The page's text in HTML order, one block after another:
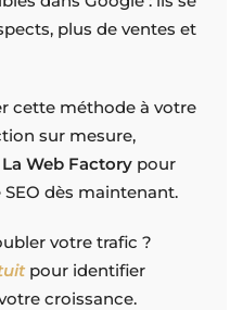
plus de ventes et
cette méthode à votre
sur mesure,
La Web Factory pour
dès maintenant.
votre trafic ?
pour identifier
croissance.